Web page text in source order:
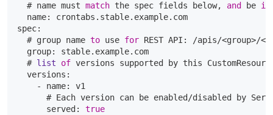
  # name must
match the spec fields below, and be in
  name: crontabs.stable.example.com
spec:
  # group name
to use for REST API: /apis/<group>/
  group: stable.example.com
  #
list of versions supported by this
  versions:
    - name: v1
# Each version can be enabled/disabled by
      served:
true